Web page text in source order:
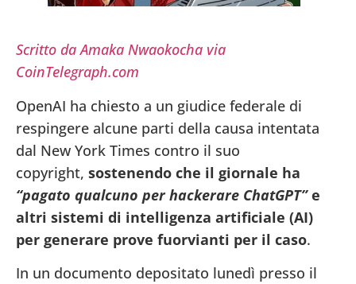
Scritto da Amaka Nwaokocha via
CoinTelegraph.com
OpenAI ha chiesto a un giudice federale di
respingere alcune parti della causa intentata
dal New York Times contro il suo
copyright, sostenendo che il giornale ha
“pagato qualcuno per hackerare ChatGPT”e
altri sistemi di intelligenza artificiale (AI)
per generare prove fuorvianti per il caso.
In un documento depositato lunedì presso il